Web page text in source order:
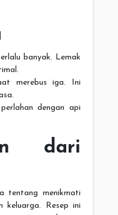
banyak. Lemak
merebus iga. Ini
dengan api
dari
tentang menikmati
keluarga. Resep ini